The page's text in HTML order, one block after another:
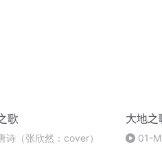
歌
诗（张欣然：cover）
大地之
01-